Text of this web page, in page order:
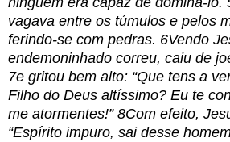
vagava entre os túmulos e pelos
ferindo-se com pedras. 6Vendo
endemoninhado correu, caiu de
7e gritou bem alto: “Que tens a
Filho do Deus altíssimo? Eu te
me atormentes!” 8Com efeito,
“Espírito impuro, sai desse